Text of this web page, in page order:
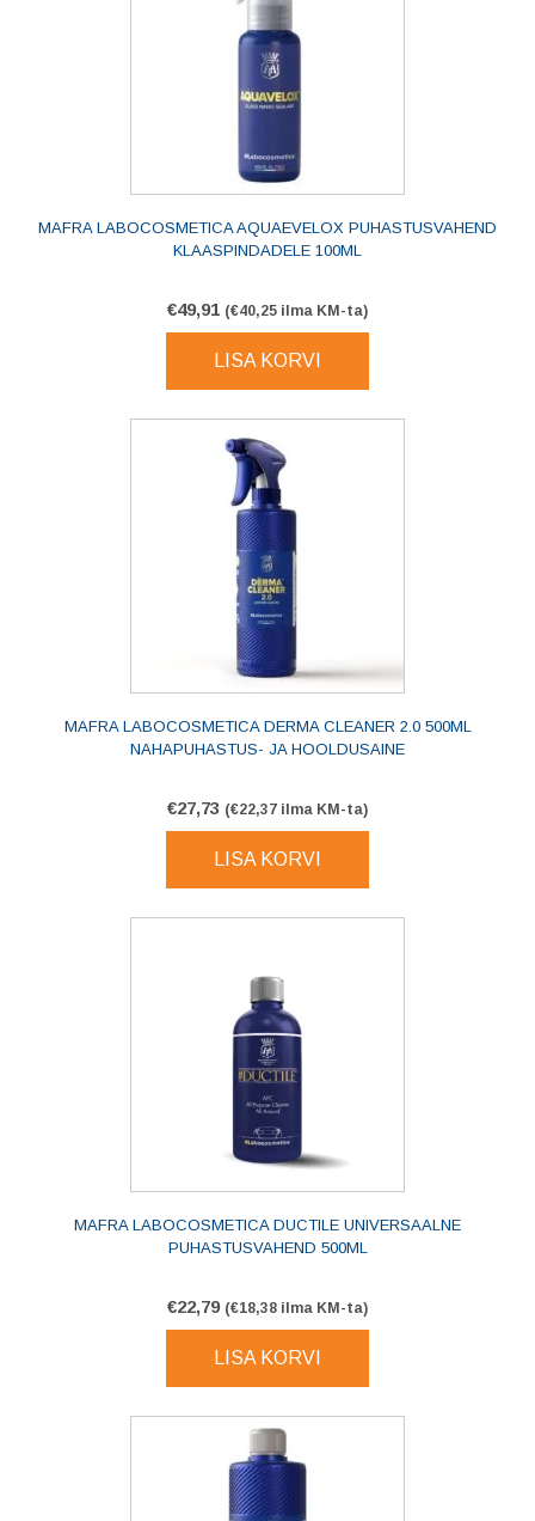
MAFRA LABOCOSMETICA AQUAEVELOX PUHASTUSVAHEND
KLAASPINDADELE 100ML
€49,91 (€40,25 ilma KM-ta)
LISA KORVI
MAFRA LABOCOSMETICA DERMA CLEANER 2.0 500ML
NAHAPUHASTUS- JA HOOLDUSAINE
€27,73 (€22,37 ilma KM-ta)
LISA KORVI
MAFRA LABOCOSMETICA DUCTILE UNIVERSAALNE
PUHASTUSVAHEND 500ML
€22,79 (€18,38 ilma KM-ta)
LISA KORVI